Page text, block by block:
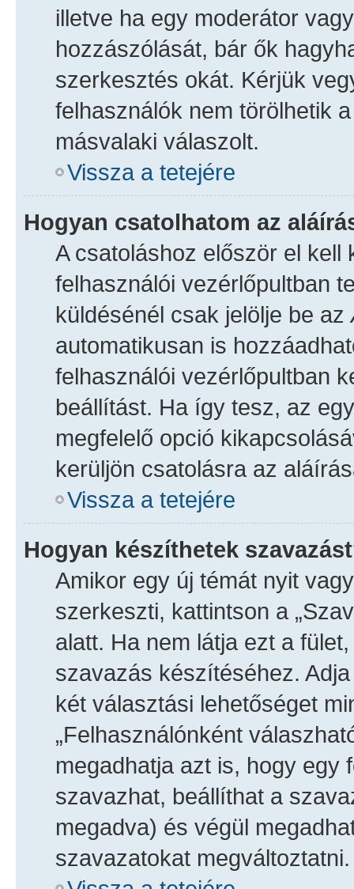
illetve ha egy moderátor
hozzászólását, bár ők
szerkesztés okát. Kérjük
felhasználók nem törölhetik
másvalaki válaszolt.
Vissza a tetejére
Hogyan csatolhatom az
A csatoláshoz először el
felhasználói vezérlőpultban
küldésénél csak jelölje be az
automatikusan is
felhasználói vezérlőpultban
beállítást. Ha így tesz, az
megfelelő opció
kerüljön csatolásra az
Vissza a tetejére
Hogyan készíthetek
Amikor egy új témát nyit
szerkeszti, kattintson a
alatt. Ha nem látja ezt a
szavazás készítéséhez.
két választási lehetőséget
„Felhasználónként
megadhatja azt is, hogy egy
szavazhat, beállíthat a
megadva) és végül
szavazatokat megváltoztatni.